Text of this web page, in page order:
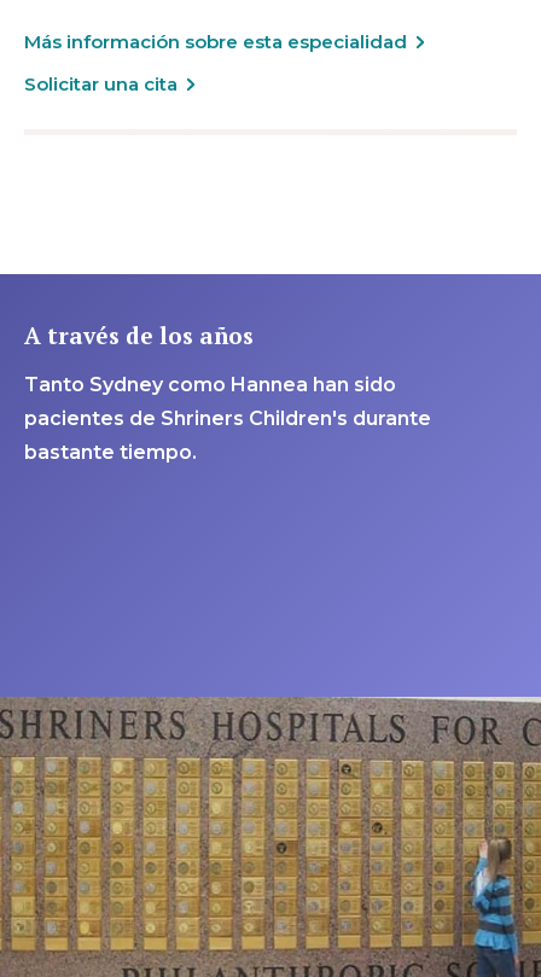
Más información sobre esta especialidad
Solicitar una cita
A través de los años
Tanto Sydney como Hannea han sido
pacientes de Shriners Children's durante
bastante tiempo.